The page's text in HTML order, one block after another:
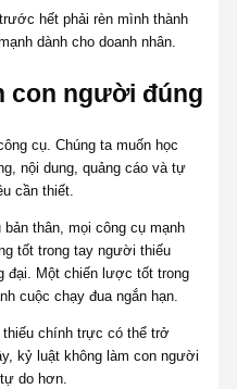
hết phải rèn mình thành
dành cho doanh nhân.
con người đúng
cụ. Chúng ta muốn học
nội dung, quảng cáo và tự
cần thiết.
thân, mọi công cụ mạnh
tốt trong tay người thiếu
đại. Một chiến lược tốt trong
cuộc chạy đua ngắn hạn.
chính trực có thể trở
kỷ luật không làm con người
do hơn.